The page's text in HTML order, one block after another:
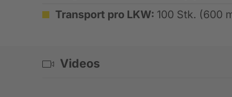
Transport pro LKW: 100 Stk. (600
Videos